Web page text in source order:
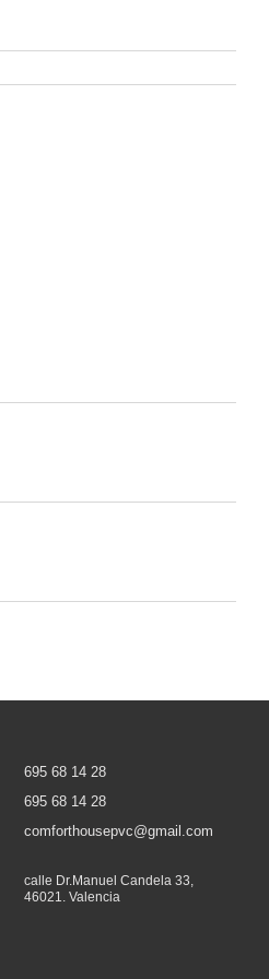
695 68 14 28
695 68 14 28
comforthousepvc@gmail.com
calle Dr.Manuel Candela 33,
46021. Valencia